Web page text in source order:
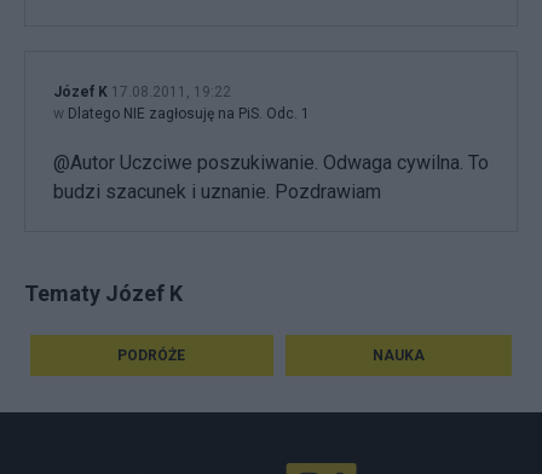
Józef K 17.08.2011, 19:22
w Dlatego NIE zagłosuję na PiS. Odc. 1
@Autor Uczciwe poszukiwanie. Odwaga cywilna. To
budzi szacunek i uznanie. Pozdrawiam
Tematy Józef K
PODRÓŻE NAUKA